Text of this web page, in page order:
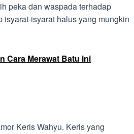
peka dan waspada terhadap
isyarat halus yang mungkin
Cara Merawat Batu ini
Keris Wahyu. Keris yang